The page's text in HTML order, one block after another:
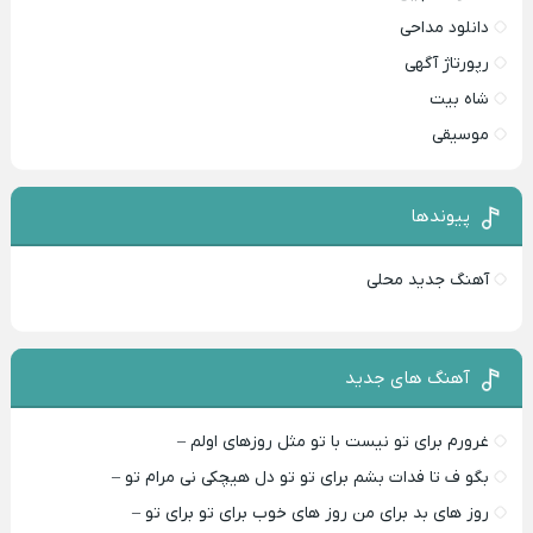
دانلود مداحی
رپورتاژ آگهی
شاه بیت
موسیقی
پیوندها
آهنگ جدید محلی
آهنگ های جدید
غرورم برای تو نیست با تو مثل روزهای اولم –
بگو ف تا فدات بشم برای تو تو دل هیچکی نی مرام تو –
روز های بد برای من روز های خوب برای تو برای تو –